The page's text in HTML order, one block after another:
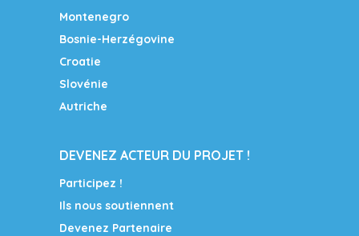
Montenegro
Bosnie-Herzégovine
Croatie
Slovénie
Autriche
DEVENEZ ACTEUR DU PROJET !
Participez !
Ils nous soutiennent
Devenez Partenaire